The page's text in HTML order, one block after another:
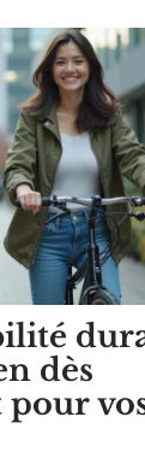
dès